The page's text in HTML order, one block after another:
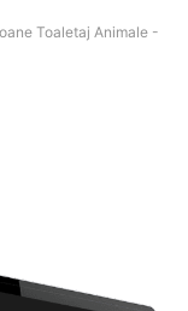
Toaletaj Animale -